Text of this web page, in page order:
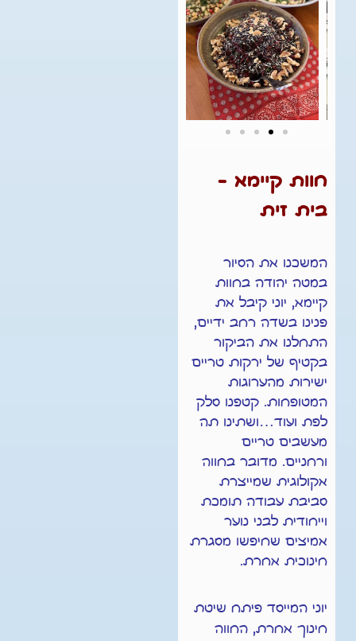
חוות קיימא -
בית זית
המשכנו את הסיור
במטה יהודה בחוות
קיימא, יוני קיבל את
פנינו בשדה רחב ידיים,
התחלנו את הביקור
בקטיף של ירקות טריים
ישירות מהערוגות
המטופחות. קטפנו סלק
לפת ועוד…ושתינו תה
מעשבים טריים
ורחניים. מדובר בחווה
אקולוגית שמייצרת
סביבת עבודה תומכת
וייחודית לבני נוער
אמיצים שחיפשו מסגרת
חינוכית אחרת.
יוני המייסד פיתח שיטת
חינוך אחרת, החווה